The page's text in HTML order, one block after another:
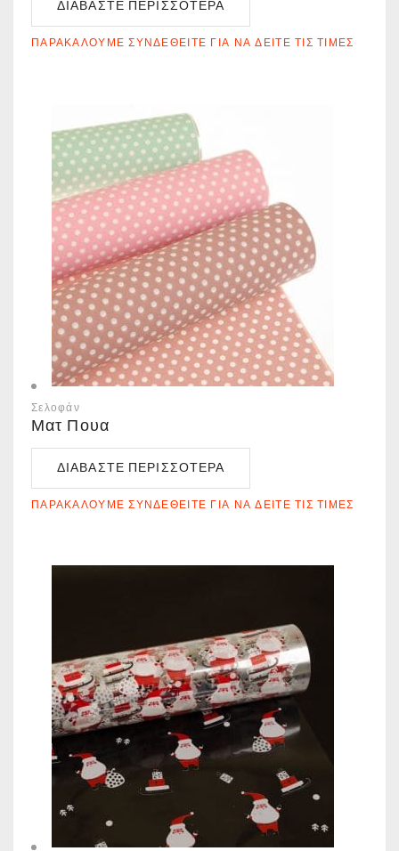
ΔΙΑΒΆΣΤΕ ΠΕΡΙΣΣΌΤΕΡΑ
ΠΑΡΑΚΑΛΟΎΜΕ ΣΥΝΔΕΘΕΊΤΕ ΓΙΑ ΝΑ ΔΕΊΤΕ ΤΙΣ ΤΙΜΈΣ
Σελοφάν
Ματ Πουα
ΔΙΑΒΆΣΤΕ ΠΕΡΙΣΣΌΤΕΡΑ
ΠΑΡΑΚΑΛΟΎΜΕ ΣΥΝΔΕΘΕΊΤΕ ΓΙΑ ΝΑ ΔΕΊΤΕ ΤΙΣ ΤΙΜΈΣ